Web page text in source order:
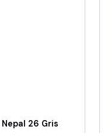
Nepal 26 Gris